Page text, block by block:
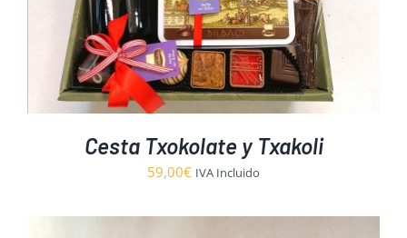
Cesta Txokolate y Txakoli
59,00€ IVA Incluido